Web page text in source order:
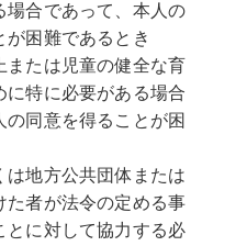
場合であって、本人の
が困難であるとき
または児童の健全な育
に特に必要がある場合
の同意を得ることが困
は地方公共団体または
た者が法令の定める事
とに対して協力する必